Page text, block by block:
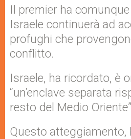
Il premier ha
Israele continuerà ad
profughi che
conflitto.
Israele, ha ricordato, è
“un’enclave separata
resto del Medio
Questo atteggiamento,